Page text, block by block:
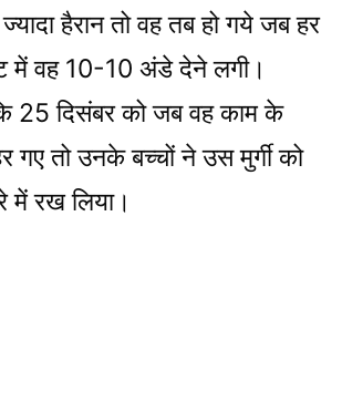
हैरान तो वह तब हो गये जब हर
में वह 10-10 अंडे देने लगी।
25 दिसंबर को जब वह काम के
गए तो उनके बच्चों ने उस मुर्गी को
रख लिया।